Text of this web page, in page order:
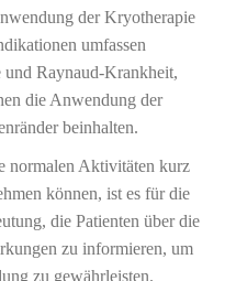
der Kryotherapie
umfassen
Raynaud-Krankheit,
die Anwendung der
beinhalten.
normalen Aktivitäten kurz
können, ist es für die
die Patienten über die
zu informieren, um
zu gewährleisten.